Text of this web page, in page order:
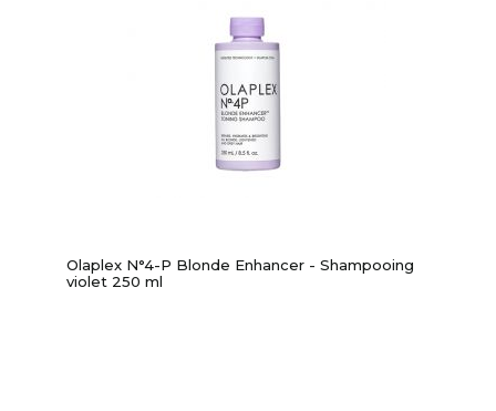
Olaplex N°4-P Blonde Enhancer - Shampooing
violet 250 ml